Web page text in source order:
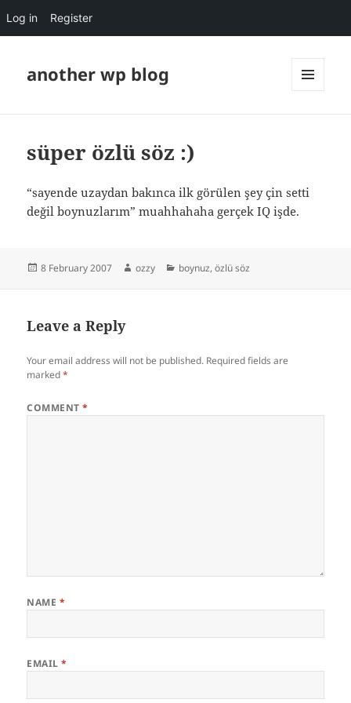
Log in Register
another wp blog
süper özlü söz :)
“sayende uzaydan bakınca ilk görülen şey çin setti
değil boynuzlarım” muahhahaha gerçek IQ işde.
Posted
8 February 2007 Author
ozzy Categories
boynuz,özlü söz
Leave a Reply
Your email address will not be published. Required fields are
marked*
COMMENT*
NAME *
EMAIL*